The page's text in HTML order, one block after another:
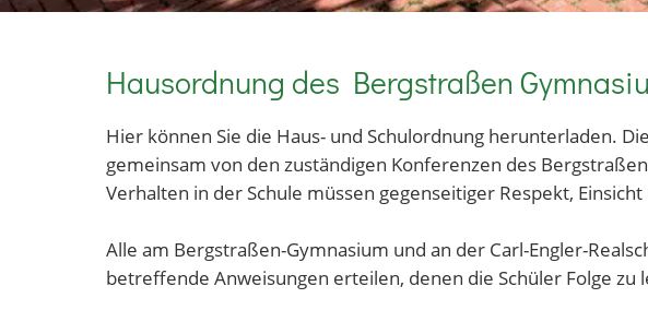
Hausordnung des Bergstraßen
Hier können Sie die Haus- und Schulordnung herunterladen.
gemeinsam von den zuständigen Konferenzen des
Verhalten in der Schule müssen gegenseitiger Respekt,
Alle am Bergstraßen-Gymnasium und an der Carl-Engler-
betreffende Anweisungen erteilen, denen die Schüler Folge zu